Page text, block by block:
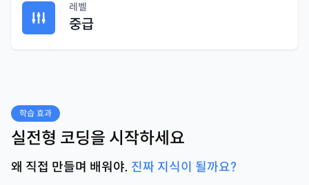
레벨
중급
학습 효과
실전형 코딩을 시작하세요
왜 직접 만들며 배워야. 진짜 지식이 될까요?